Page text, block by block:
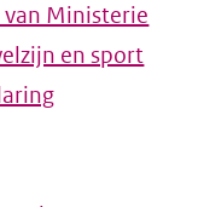
Ministerie
en sport